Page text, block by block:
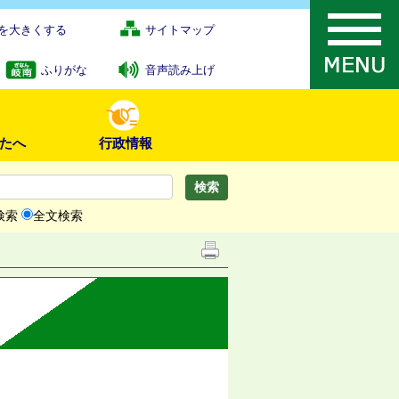
大きくする サイトマップ
ふりがな 音声読み上げ
へ 行政情報
索 全文検索